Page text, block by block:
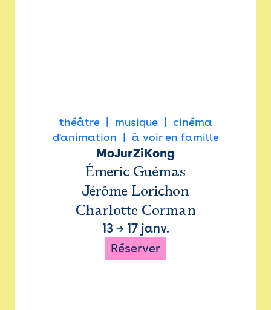
théâtre musique
cinéma
d'animation
à voir en famille
MoJurZiKong
Émeric Guémas
Jérôme Lorichon
Charlotte Corman
13→ 17 janv.
Réserver